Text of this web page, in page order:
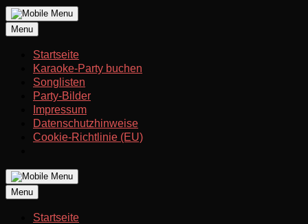
Skip
to
content
Menu
Startseite
Karaoke-Party buchen
Songlisten
Party-Bilder
Impressum
Datenschutzhinweise
Cookie-Richtlinie (EU)
Menu
Startseite